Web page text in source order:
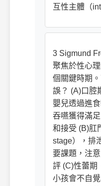
互性主體（
3 Sigmund
聚焦於性心
個關鍵時期
誤？ (A)口腔
嬰兒透過進
吞嚥獲得滿
和接受 (B)肛
stage），排
要課題，注
評 (C)性蕾期
小孩會不自